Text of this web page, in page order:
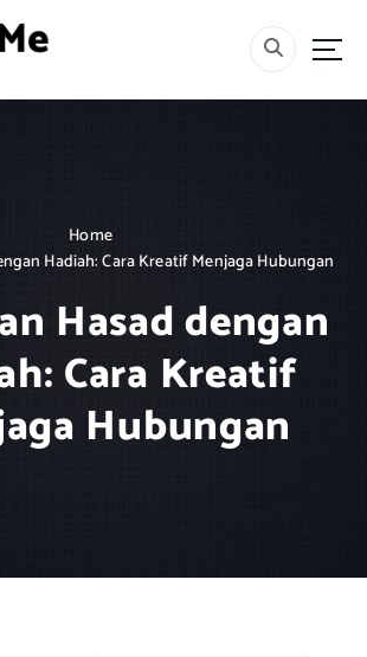
Home
Hadiah: Cara Kreatif Menjaga Hubungan
Hasad dengan
Cara Kreatif
Hubungan